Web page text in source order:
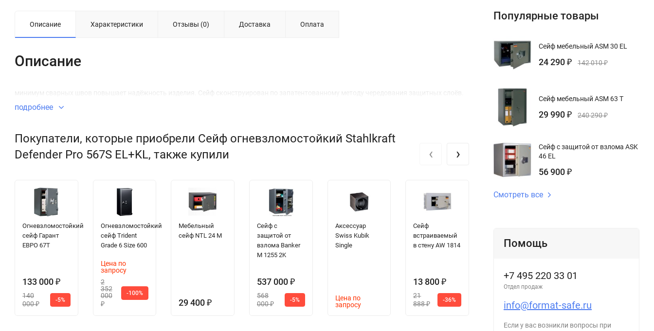
Описание Характеристики Отзывы (0) Доставка Оплата
Описание
минимум сварных швов повышает надёжность изделия. Сейф сконструирован по запатентованному методу чередования защитных слоёв.
подробнее
Покупатели, которые приобрели Сейф огневзломостойкий Stahlkraft
Defender Pro 567S EL+KL, также купили
Огневзломостойкий
сейф Гарант
ЕВРО 67T
133 000 ₽
140
000₽
-5%
Огневзломостойкий
сейф Trident
Grade 6 Size 600
Цена по
запросу
2
352
000
₽
-100%
Мебельный
сейф NTL 24 M
29 400₽
Сейф с
защитой от
взлома Banker
M 1255 2K
537 000 ₽
568
000₽
-5%
Аксессуар
Swiss Kubik
Single
Цена по
запросу
Сейф
встраиваемый
в стену AW 1814
13 800₽
21
888₽
-36%
Defender Pro
233 500₽ 240 912
‹ ›
Популярные товары
Сейф мебельный ASM 30 EL
24 290 ₽ 142 010₽
Сейф мебельный ASM 63 T
29 990 ₽ 240 290₽
Сейф с защитой от взлома ASK
46 EL
56 900 ₽
Смотреть все
Помощь
+7 495 220 33 01
Отдел продаж
info@format-safe.ru
Если у вас возникли вопросы при